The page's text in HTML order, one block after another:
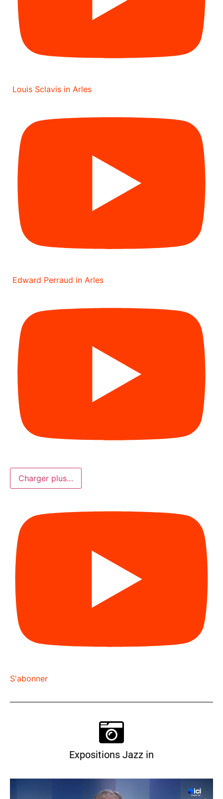
Louis Sclavis in Arles
Edward Perraud in Arles
Charger plus…
S'abonner
Expositions Jazz in